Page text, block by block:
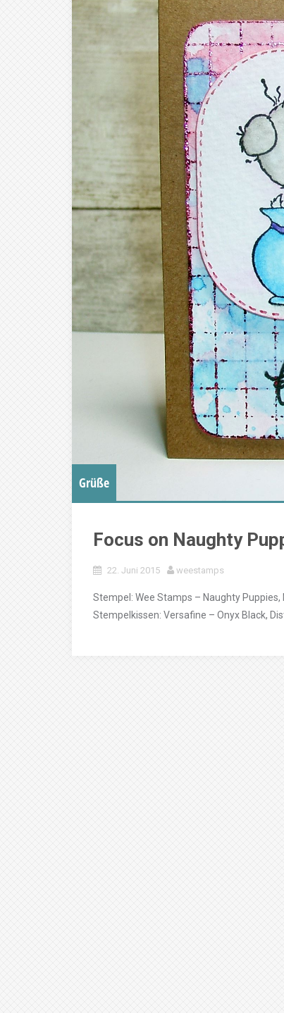
Grüße
Focus on Naughty
22. Juni 2015 weestamps
Stempel: Wee Stamps – Naughty
Stempelkissen: Versafine – Onyx Black,